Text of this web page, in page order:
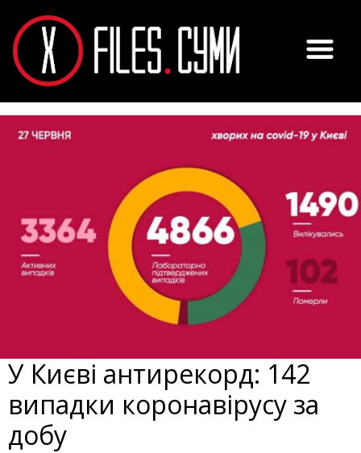
У Києві антирекорд: 142
випадки коронавірусу за
добу